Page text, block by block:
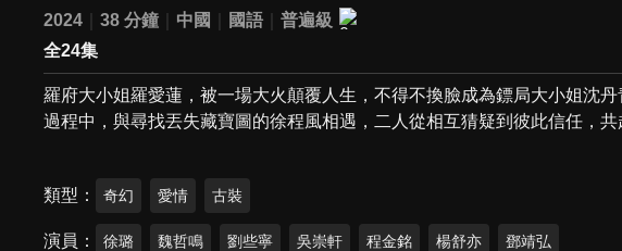
2024
38 分鐘 中國 國語
普遍級
全24集
羅府大小姐羅愛蓮，被一場大火顛覆人生，不得不換臉成為鏢局大小姐沈
過程中，與尋找丟失藏寶圖的徐程風相遇，二人從相互猜疑到彼此信任，共
類型 奇幻 愛情 古裝
演員 徐璐 魏哲鳴 劉些寧 吳崇軒 程金銘 楊舒亦 鄧靖弘